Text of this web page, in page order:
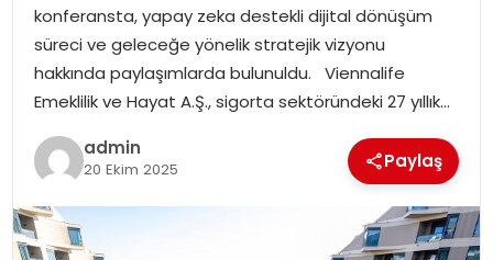
EKONOMI
MAGAZIN
TEKNOLOJI
konferansta, yapay zeka destekli dijital dönüşüm
süreci ve geleceğe yönelik stratejik vizyonu
hakkında paylaşımlarda bulunuldu. Viennalife
Emeklilik ve Hayat A.Ş., sigorta sektöründeki 27 yıllık…
admin
20 Ekim 2025 Paylaş